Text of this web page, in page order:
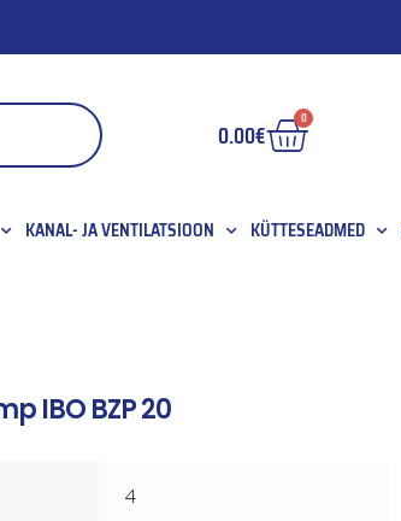
0.00€ 0
KANAL- JA VENTILATSIOON KÜTTESEADMED
IBO BZP 20
4